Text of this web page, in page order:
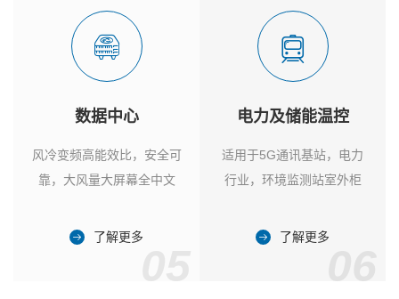
数据中心
风冷变频高能效比，安全可
靠，大风量大屏幕全中文
了解更多
电力及储能温控
适用于5G通讯基站，电力
行业，环境监测站室外柜
了解更多